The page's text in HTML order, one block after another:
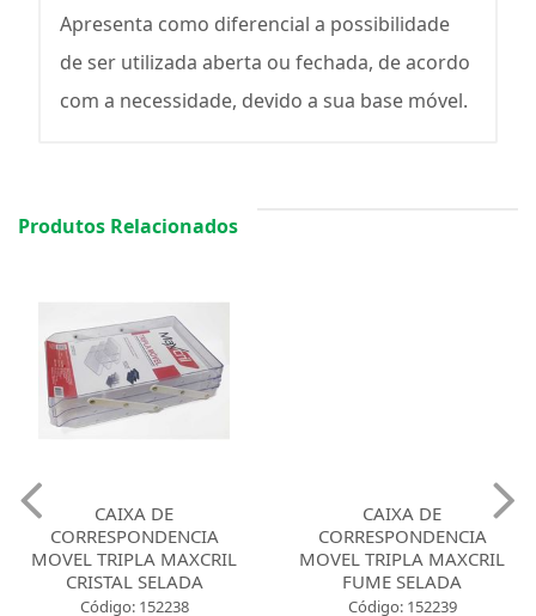
Apresenta como diferencial a possibilidade
de ser utilizada aberta ou fechada, de acordo
com a necessidade, devido a sua base móvel.
Produtos Relacionados
CAIXA DE
CORRESPONDENCIA
MOVEL TRIPLA MAXCRIL
CRISTAL SELADA
Código: 152238
CAIXA DE
CORRESPONDENCIA
MOVEL TRIPLA MAXCRIL
FUME SELADA
Código: 152239